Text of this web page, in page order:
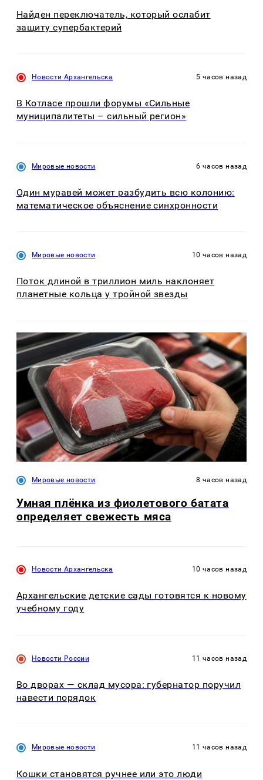
Найден переключатель, который ослабит
защиту супербактерий
Новости Архангельска 5 часов назад
В Котласе прошли форумы «Сильные
муниципалитеты – сильный регион»
Мировые новости 6 часов назад
Один муравей может разбудить всю колонию:
математическое объяснение синхронности
Мировые новости 10 часов назад
Поток длиной в триллион миль наклоняет
планетные кольца у тройной звезды
Мировые новости 8 часов назад
Умная плёнка из фиолетового батата
определяет свежесть мяса
Новости Архангельска 10 часов назад
Архангельские детские сады готовятся к новому
учебному году
Новости России 11 часов назад
Во дворах — склад мусора: губернатор поручил
навести порядок
Мировые новости 11 часов назад
Кошки становятся ручнее или это люди